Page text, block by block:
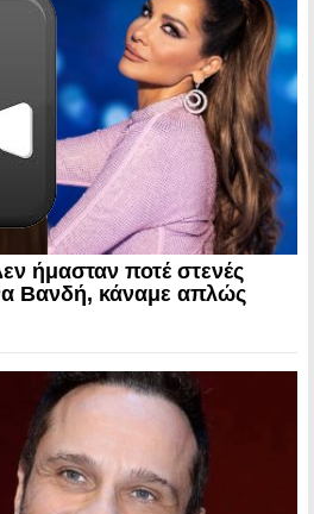
ήμασταν ποτέ στενές
Βανδή, κάναμε απλώς